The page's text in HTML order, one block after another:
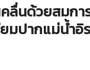
ลื่นด้วยสมก
ปากแม่น้ำอิ